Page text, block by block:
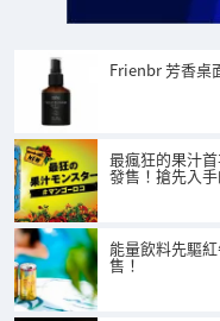
Frienbr 芳香桌
最瘋狂的果汁
發售！搶先入
能量飲料先驅
售！